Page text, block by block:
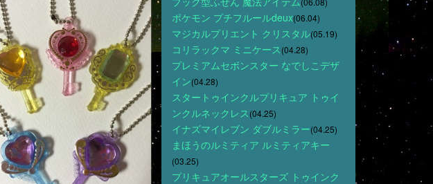
ポケモン プチフルールdeux(06.04)
マジカルプリエント クリスタル(05.19)
コリラックマ ミニケース(04.28)
プレミアムセボンスター なでしこデザ
イン(04.28)
スタートゥインクルプリキュア トゥイ
ンクルネックレス(04.25)
イナズマイレブン ダブルミラー(04.25)
まほうのルミティア ルミティアキー
(03.25)
プリキュアオールスターズ トゥインク